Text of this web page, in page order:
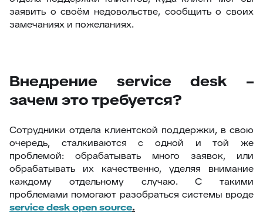
заявить о своём недовольстве, сообщить о своих
замечаниях и пожеланиях.
Внедрение service desk –
зачем это требуется?
Сотрудники отдела клиентской поддержки, в свою
очередь, сталкиваются с одной и той же
проблемой: обрабатывать много заявок, или
обрабатывать их качественно, уделяя внимание
каждому отдельному случаю. С такими
проблемами помогают разобраться системы вроде
servicedeskopensource.